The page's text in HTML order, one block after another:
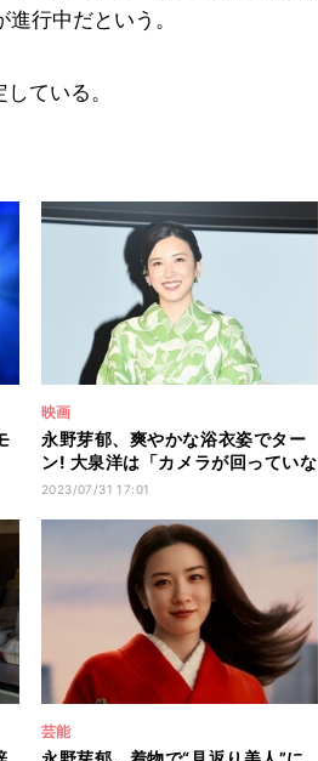
行中だという。
ている。
映画
永野芽郁、爽やかな浴衣姿でター
ン! 大泉洋は「カメラが回っていな
くても面白い」
2023/07/31 17:01
芸能